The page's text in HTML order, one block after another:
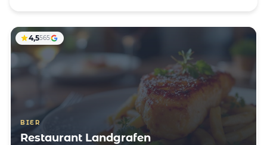
BIER
Restaurant Landgrafen
4,5565